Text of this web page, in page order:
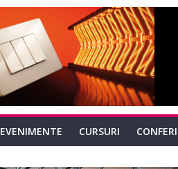
EVENIMENTE CURSURI